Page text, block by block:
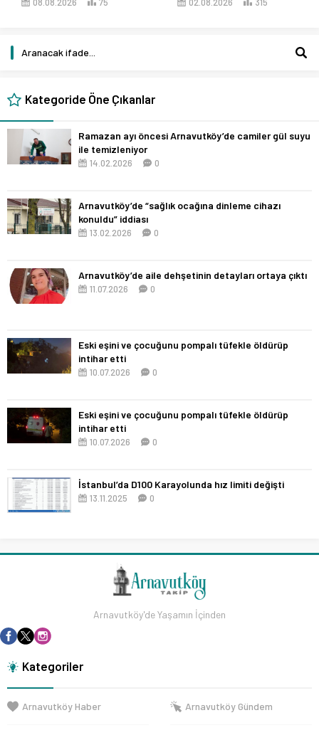
Kategoride Öne Çıkanlar
Ramazan ayı öncesi Arnavutköy’de camiler gül suyu
ile temizleniyor
14.02.2026 0
Arnavutköy’de “sağlık ocağına dinleme cihazı
konuldu” iddiası
13.02.2026 0
Arnavutköy’de aile dehşetinin detayları ortaya çıktı
11.07.2026 0
Eski eşini ve çocuğunu pompalı tüfekle öldürüp
intihar etti
10.07.2026 0
Eski eşini ve çocuğunu pompalı tüfekle öldürüp
intihar etti
10.07.2026 0
İstanbul’da D100 Karayolunda hız limiti değişti
13.11.2025 0
Arnavutköy'de Yaşamın İçinden
Kategoriler
Arnavutköy Haber Arnavutköy Gündem